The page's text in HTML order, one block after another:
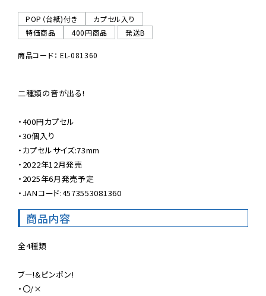
POP（台紙)付き
カプセル入り
特価商品
400円商品 発送B
商品コード： EL-081360
二種類の音が出る!
・400円カプセル
・30個入り
・カプセルサイズ:73mm
・2022年12月発売
・2025年6月発売予定
・JANコード:4573553081360
商品内容
全4種類
ブー!&ピンポン!
・〇/×